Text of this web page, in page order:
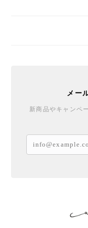
メー
新商品やキャンペ